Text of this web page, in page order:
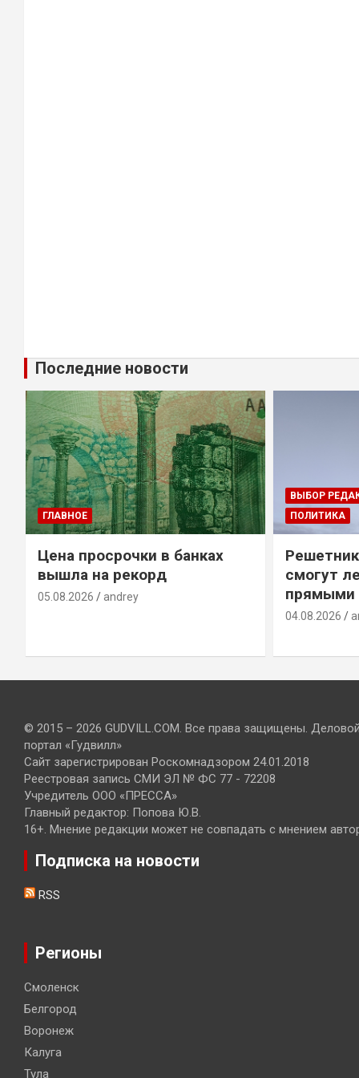
Последние новости
ГЛАВНОЕ
Цена просрочки в банках
вышла на рекорд
05.08.2026 andrey
ВЫБОР
ПОЛИТИКА
смогут
прямыми
04.08.2026
© 2015 – 2026 GUDVILL.COM. Все права защищены.
портал «Гудвилл»
Сайт зарегистрирован Роскомнадзором 24.01.2018
Реестровая запись СМИ ЭЛ № ФС 77 - 72208
Учредитель ООО «ПРЕССА»
Главный редактор: Попова Ю.В.
16+. Мнение редакции может не совпадать с мнением
Подписка на новости
RSS
Регионы
Смоленск
Белгород
Воронеж
Калуга
Тула